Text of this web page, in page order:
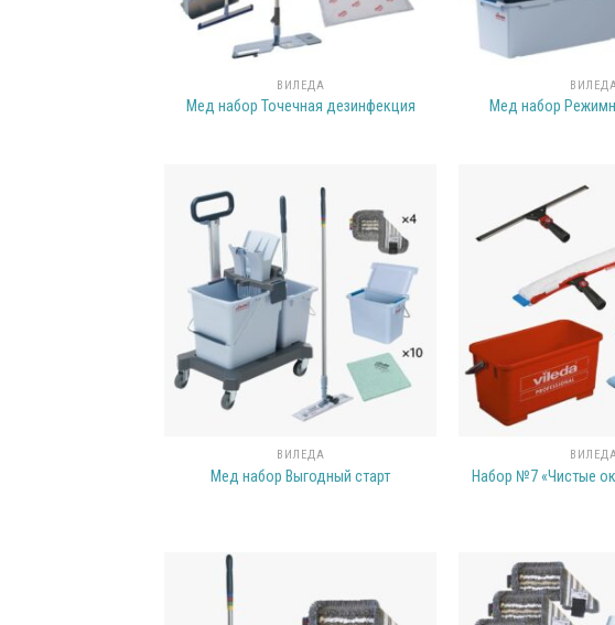
ВИЛЕДА
Мед набор Точечная дезинфекция Мед набор
ВИЛЕДА
Мед набор Выгодный старт Набор №7 «Чистые